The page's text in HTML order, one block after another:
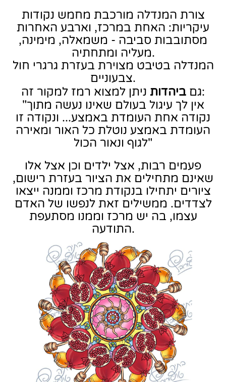
צורת המנדלה מורכבת מחמש נקודות
עיקריות: האחת במרכז, וארבע האחרות
מסתובבות סביבה - משמאלה, מימינה,
מעליה ומתחתיה.
המנדלה בטיבט מצוירת בעזרת גרגרי חול
צבעוניים.
גם ביהדות
ניתן למצוא רמז למקור זה:
"אין לך עיגול בעולם שאינו נעשה מתוך
נקודה אחת העומדת באמצע... ונקודה זו
העומדת באמצע נוטלת כל האור ומאירה
לגוף ונאור הכול"
פעמים רבות, אצל ילדים וכן אצל אלו
שאינם מתחילים את הציור בעזרת רישום,
ציורים יתחילו בנקודת מרכז וממנה ייצאו
לצדדים. ממשילים זאת לנפשו של האדם
עצמו, בה יש מרכז וממנו מסתעפת
התודעה.